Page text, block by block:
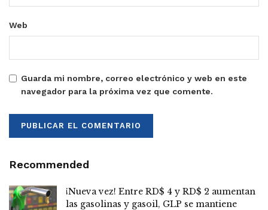
Web
Guarda mi nombre, correo electrónico y web en este
navegador para la próxima vez que comente.
Recommended
¡Nueva vez! Entre RD$ 4 y RD$ 2 aumentan
las gasolinas y gasoil, GLP se mantiene